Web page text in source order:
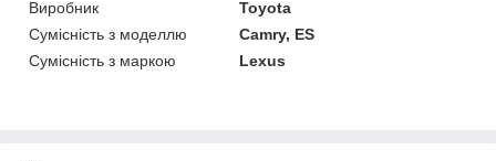
Виробник
Toyota
Сумісність з моделлю
Camry, ES
Сумісність з маркою
Lexus